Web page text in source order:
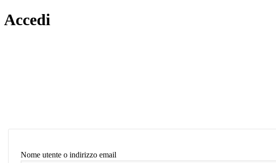
Accedi
Nome utente o indirizzo email